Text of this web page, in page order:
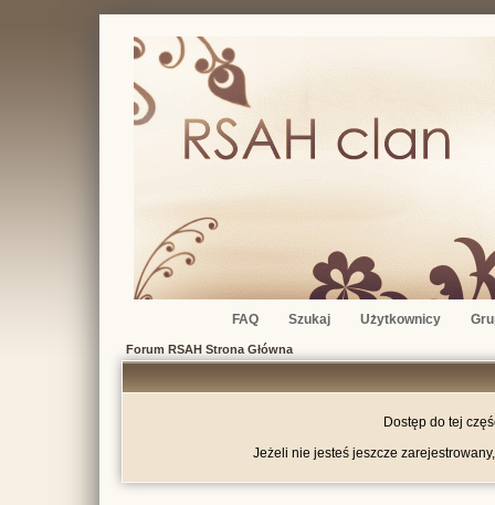
FAQ Szukaj Użytkownicy
Forum RSAH Strona Główna
Dostęp do tej
Jeżeli nie jesteś jeszcze